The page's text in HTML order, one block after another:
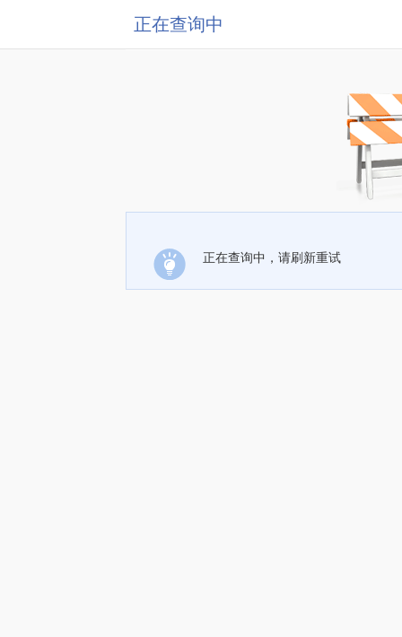
正在查询中
正在查询中，请刷新重试